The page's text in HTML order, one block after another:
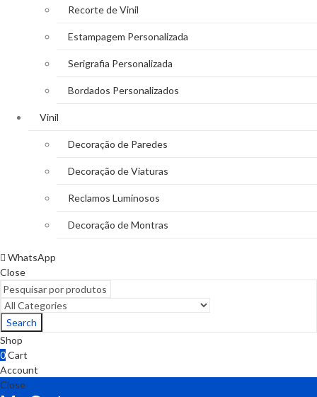
Recorte de Vinil
Estampagem Personalizada
Serigrafia Personalizada
Bordados Personalizados
Vinil
Decoração de Paredes
Decoração de Viaturas
Reclamos Luminosos
Decoração de Montras
WhatsApp
Close
Search
Shop
0Cart
Account
Close